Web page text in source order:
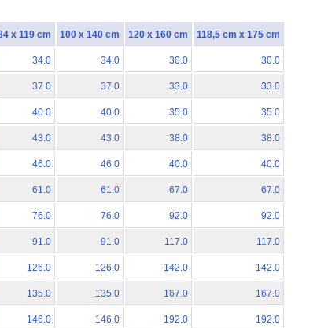
x 119 cm 100 x 140 cm 120 x 160 cm 118,5 cm x 175 cm
34.0 34.0 30.0 30.0
37.0 37.0 33.0 33.0
40.0 40.0 35.0 35.0
43.0 43.0 38.0 38.0
46.0 46.0 40.0 40.0
61.0 61.0 67.0 67.0
76.0 76.0 92.0 92.0
91.0 91.0 117.0 117.0
126.0 126.0 142.0 142.0
135.0 135.0 167.0 167.0
146.0 146.0 192.0 192.0